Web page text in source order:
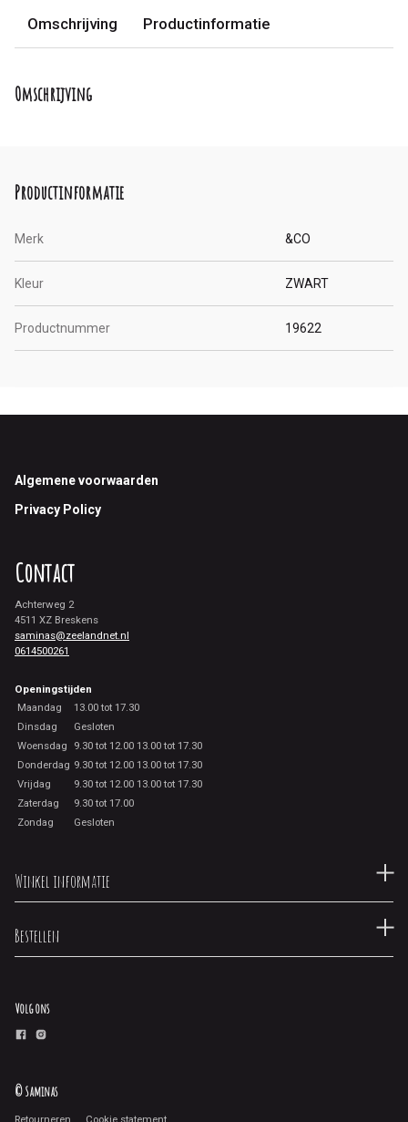
Omschrijving Productinformatie
Omschrijving
Productinformatie
Merk &CO
Kleur ZWART
Productnummer 19622
Footer
Algemene voorwaarden
Privacy Policy
Contact
Achterweg 2
4511 XZ Breskens
saminas@zeelandnet.nl
0614500261
Openingstijden
Maandag
13.00 tot 17.30
Dinsdag
Gesloten
Woensdag
9.30 tot 12.00 13.00 tot 17.30
Donderdag 9.30 tot 12.00 13.00 tot 17.30
Vrijdag
9.30 tot 12.00 13.00 tot 17.30
Zaterdag
9.30 tot 17.00
Zondag
Gesloten
Winkel informatie
Bestellen
Volg ons
© Saminas
Retourneren Cookie statement